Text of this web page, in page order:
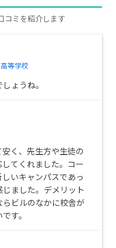
コミを紹介します
等学校
ょうね。
く、先生方や生徒の
てくれました。コー
いキャンパスであっ
ました。デメリット
ビルのなかに校舎が
す。